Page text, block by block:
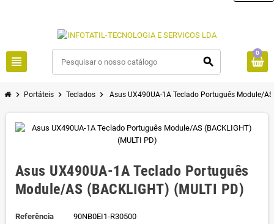
view_headline search
0
chevron_right Portáteis chevron_right Teclados chevron_right Asus UX490UA-1A Teclado Português Module/AS
Asus UX490UA-1A Teclado Português
Module/AS (BACKLIGHT) (MULTI PD)
Referência
90NB0EI1-R30500